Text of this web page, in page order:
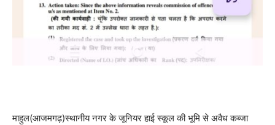
माहुल(आजमगढ़)स्थानीय नगर के जूनियर हाई स्कूल की भूमि से अवैध कब्जा